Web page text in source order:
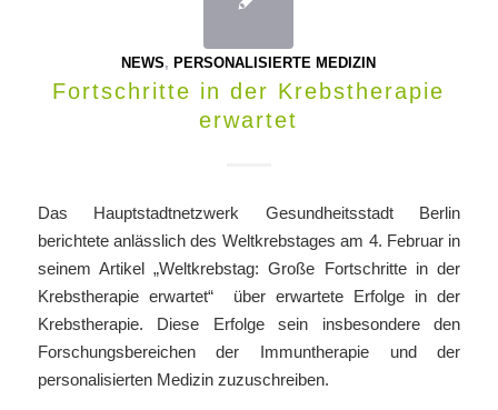
NEWS, PERSONALISIERTE MEDIZIN
Fortschritte in der Krebstherapie
erwartet
Das Hauptstadtnetzwerk Gesundheitsstadt Berlin
berichtete anlässlich des Weltkrebstages am 4. Februar in
seinem Artikel „Weltkrebstag: Große Fortschritte in der
Krebstherapie erwartet“ über erwartete Erfolge in der
Krebstherapie. Diese Erfolge sein insbesondere den
Forschungsbereichen der Immuntherapie und der
personalisierten Medizin zuzuschreiben.